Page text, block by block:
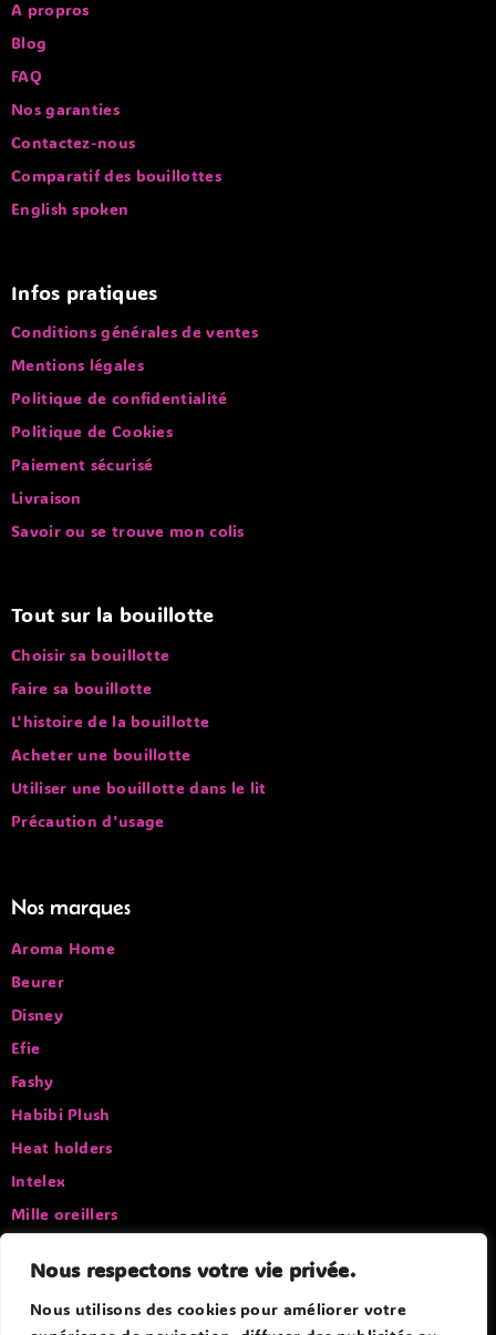
Nous respectons votre vie privée.
Nous utilisons des cookies pour améliorer votre
A propros
Blog
FAQ
Nos garanties
Contactez-nous
Comparatif des bouillottes
English spoken
Infos pratiques
Conditions générales de ventes
Mentions légales
Politique de confidentialité
Politique de Cookies
Paiement sécurisé
Livraison
Savoir ou se trouve mon colis
Tout sur la bouillotte
Choisir sa bouillotte
Faire sa bouillotte
L'histoire de la bouillotte
Acheter une bouillotte
Utiliser une bouillotte dans le lit
Précaution d'usage
Nos marques
Aroma Home
Beurer
Disney
Efie
Fashy
Habibi Plush
Heat holders
Intelex
Mille oreillers
Sissel